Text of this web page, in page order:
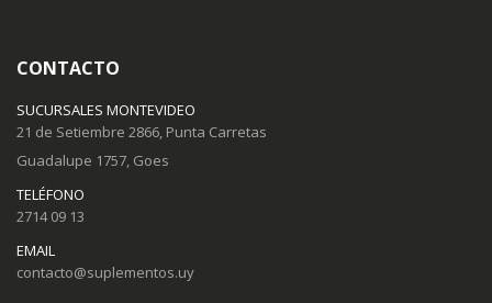
CONTACTO
SUCURSALES MONTEVIDEO
21 de Setiembre 2866, Punta Carretas
Guadalupe 1757, Goes
TELÉFONO
2714 09 13
EMAIL
contacto@suplementos.uy